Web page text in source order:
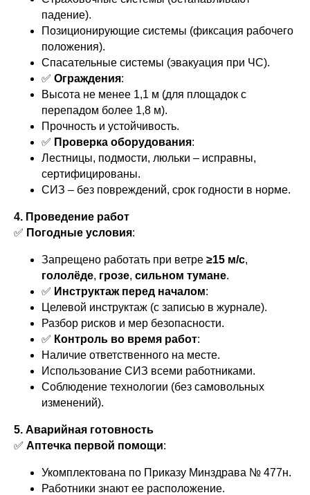
падение).
Позиционирующие системы (фиксация рабочего
положения).
Спасательные системы (эвакуация при ЧС).
✅ Ограждения:
Высота не менее 1,1 м (для площадок с
перепадом более 1,8 м).
Прочность и устойчивость.
✅ Проверка оборудования:
Лестницы, подмости, люльки – исправны,
сертифицированы.
СИЗ – без повреждений, срок годности в норме.
4. Проведение работ
✅ Погодные условия:
Запрещено работать при ветре ≥15 м/с,
гололёде, грозе, сильном тумане.
✅ Инструктаж перед началом:
Целевой инструктаж (с записью в журнале).
Разбор рисков и мер безопасности.
✅ Контроль во время работ:
Наличие ответственного на месте.
Использование СИЗ всеми работниками.
Соблюдение технологии (без самовольных
изменений).
5. Аварийная готовность
✅ Аптечка первой помощи:
Укомплектована по Приказу Минздрава № 477н.
Работники знают ее расположение.